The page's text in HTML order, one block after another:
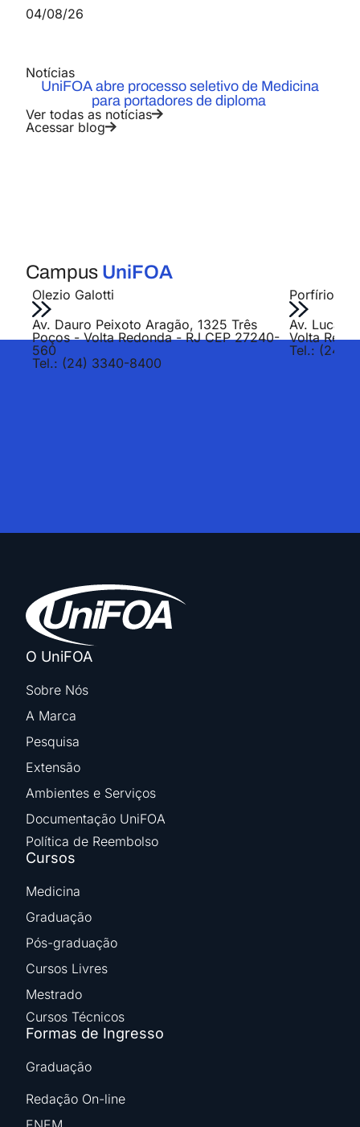
04/08/26
Notícias
UniFOA abre processo seletivo de Medicina
para portadores de diploma
Ver todas as notícias
Acessar blog
Campus UniFOA
Olezio Galotti
Av. Dauro Peixoto Aragão, 1325 Três
Poços - Volta Redonda - RJ CEP 27240-
560
Tel.: (24) 3340-8400
Porfírio
Av. Lucas
Volta
Tel.: (24)
O UniFOA
Sobre Nós
A Marca
Pesquisa
Extensão
Ambientes e Serviços
Documentação UniFOA
Política de Reembolso
Cursos
Medicina
Graduação
Pós-graduação
Cursos Livres
Mestrado
Cursos Técnicos
Formas de Ingresso
Graduação
Redação On-line